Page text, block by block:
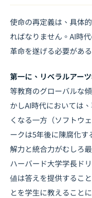
使命の再定義は、具体
ればなりません。AI時
革命を遂げる必要があ
第一に、リベラルアー
等教育のグローバルな
かしAI時代においては
くなる一方（ソフトウ
ークは5年後に陳腐化
解力と統合力がむしろ
ハーバード大学学長ド
値は答えを提供するこ
とを学生に教えること